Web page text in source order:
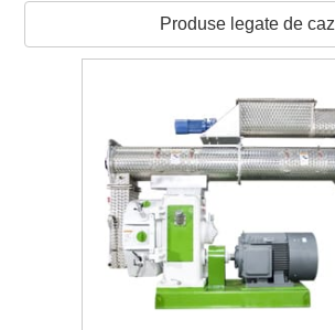
Produse legate de caz